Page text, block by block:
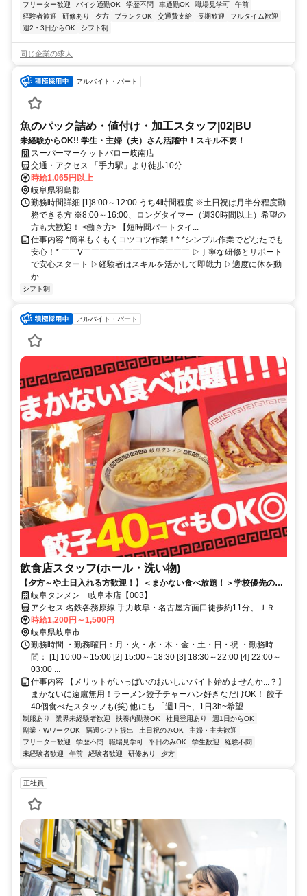
フリーター歓迎
バイク通勤OK 学歴不問 車通勤OK 職場見学可
午前
経験者歓迎
研修あり 夕方 ブランクOK 交通費支給 長期歓迎
フルタイム歓迎
週2・3日からOK
シフト制
同じ企業の求人
アルバイト・パート
魚のパック詰め・値付け・加工スタッフ|02|BU
未経験からOK!! 学生・主婦（夫）さん活躍中！スキル不要！
スーパーマーケットバロー岐南店
交通・アクセス 「手力駅」より徒歩10分
時給1,065円以上
岐阜県羽島郡
勤務時間詳細 [1]8:00～12:00 うち4時間程度 ※土日祝は月半分程度勤
務できる方 ※8:00～16:00、ロングタイマー（週30時間以上）希望の
方も大歓迎！ <働き方> 【短時間パートタイ...
仕事内容 *簡単もくもくコツコツ作業！* *シンプル作業でどなたでも
安心！* ￣￣V￣￣￣￣￣￣￣￣￣￣￣￣￣ ▷丁寧な研修とサポート
で安心スタート ▷経験者はスキルを活かして即戦力 ▷適度に体を動
か...
シフト制
アルバイト・パート
飲食店スタッフ(ホール・洗い物)
【夕方～や土日入れる方歓迎！】＜まかない食べ放題！＞学校優先のシ
フトOK！高校生もOK！
岐阜タンメン 岐阜本店【003】
アクセス 名鉄各務原線 手力岐阜・名古屋方面口徒歩約11分、ＪＲ高
山本線 長森徒歩約16分、名鉄各務原線 切通岐阜・名古屋方面口徒歩
約17分 「手力駅」より徒歩12分
時給1,200円～1,500円
岐阜県岐阜市
勤務時間 ・勤務曜日：月・火・水・木・金・土・日・祝 ・勤務時
間： [1] 10:00～15:00 [2] 15:00～18:30 [3] 18:30～22:00 [4] 22:00～
03:00 ...
仕事内容 【メリットがいっぱいのおいしいバイト始めませんか...？】
まかないに遠慮無用！ラーメン餃子チャーハン好きなだけOK！ 餃子
40個食べたスタッフも(笑) 他にも 「週1日~、1日3h~希望...
制服あり 業界未経験者歓迎 扶養内勤務OK 社員登用あり
週1日からOK
副業・WワークOK
隔週シフト提出 土日祝のみOK
主婦・主夫歓迎
フリーター歓迎
学歴不問 職場見学可 平日のみOK 学生歓迎
経験不問
未経験者歓迎
午前 経験者歓迎 研修あり 夕方
正社員